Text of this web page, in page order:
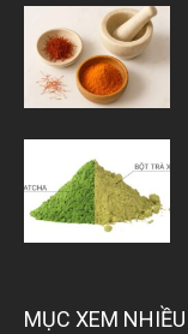
MỤC XEM NHIỀU